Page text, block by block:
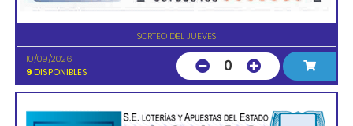
SORTEO DEL JUEVES
10/09/2026
9 DISPONIBLES 0